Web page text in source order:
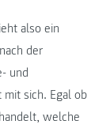
also ein
der
und
sich. Egal ob
welche